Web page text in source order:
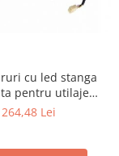
cu led stanga
pentru utilaje
agricole tractoare
264,48 Lei